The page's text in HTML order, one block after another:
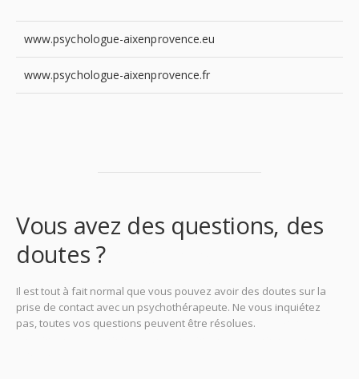
www.psychologue-aixenprovence.eu
www.psychologue-aixenprovence.fr
Vous avez des questions, des
doutes ?
Il est tout à fait normal que vous pouvez avoir des doutes sur la
prise de contact avec un psychothérapeute. Ne vous inquiétez
pas, toutes vos questions peuvent être résolues.